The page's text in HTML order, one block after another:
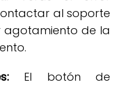
al soporte
agotamiento de la
.
El botón de